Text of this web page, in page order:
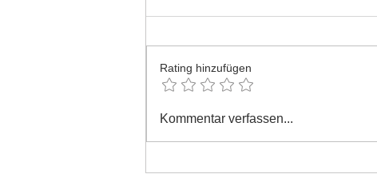
E-Rechnungen
Rating hinzufügen
Kommentar verfassen...